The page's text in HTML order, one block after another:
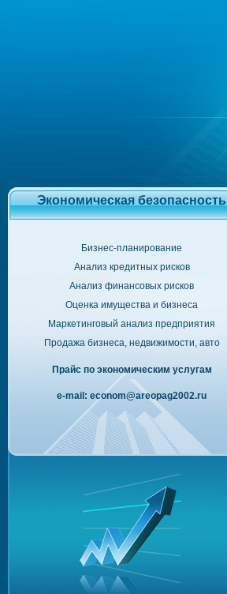
Экономическая безопасность
Бизнес-планирование
Анализ кредитных рисков
Анализ финансовых рисков
Оценка имущества и бизнеса
Маркетинговый анализ предприятия
Продажа бизнеса, недвижимости, авто
Прайс по экономическим услугам
e-mail: econom@areopag2002.ru